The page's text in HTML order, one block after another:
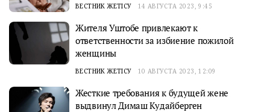
ВЕСТНИК ЖЕТІСУ 14 АВГУСТА 2023, 9:45
Жителя Уштобе привлекают к
ответственности за избиение пожилой
женщины
ВЕСТНИК ЖЕТІСУ 10 АВГУСТА 2023, 12:09
Жесткие требования к будущей жене
выдвинул Димаш Кудайберген